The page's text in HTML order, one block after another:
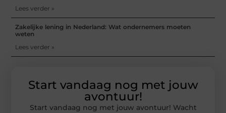
Lees verder »
Zakelijke lening in Nederland: Wat ondernemers moeten
weten
Lees verder »
Start vandaag nog met jouw
avontuur!
Start vandaag nog met jouw avontuur! Wacht